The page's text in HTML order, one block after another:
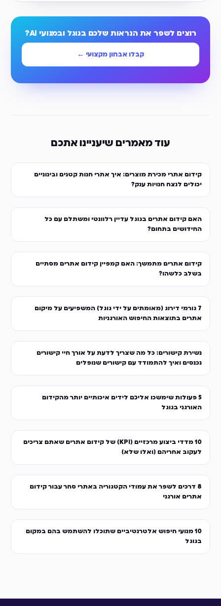
רוצים לשפר את הנראות שלכם בגוגל ובמנועי AI?
קבלו אבחון מקצועי ←
עוד מאמרים שיעניינו אתכם
קידום אתרי מכירת מוצרים: איך אתרי חנות קטנים ובינוניים
יכולים לנצח חנויות ענק?
האם קידום אתרים בגוגל עדיין רלוונטי ומשתלם עם כל
החידושים בתחום?
קידום אתרים מתמשך: האם קמפיין קידום אתרים מסתיים
בשלב כלשהו?
7 גורמי דירוג (מאומתים על ידי גוגל) המשפיעים על מיקום
אתרים בתוצאות החיפוש האורגניות
נשירת קישורים: כל מה שצריך לדעת על אורך חיי קישורים
נכנסים ואיך להתמודד עם קישורים שנופלים
5 פעולות שימשכו אליכם לידים איכותיים יותר מהקידום
האורגני בגוגל
10 מדדי ביצוע מרכזיים (KPI) של קידום אתרים שאתם צריכים
לעקוב אחריהם (ואלו שלא)
8 דרכים לשפר את עמודי הקטגוריה באתרי סחר עבור קידום
אתרים אורגני
10 מנועי חיפוש אלטרנטיביים שתוכלו להשתמש בהם במקום
בגוגל